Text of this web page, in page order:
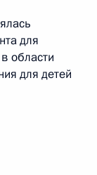
для
области
для детей